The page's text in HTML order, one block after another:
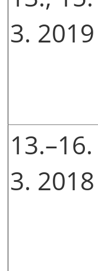
3. 2019
13.–16.
3. 2018